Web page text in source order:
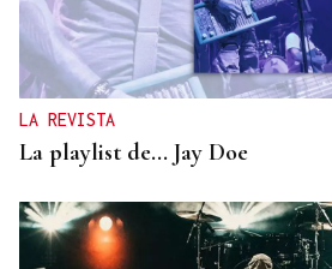
LA REVISTA
La playlist de... Jay Doe